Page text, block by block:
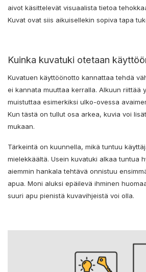
aivot käsittelevät visuaalista tietoa
Kuvat ovat siis aikuisellekin sopiva tapa
Kuinka kuvatuki otetaan
Kuvatuen käyttöönotto kannattaa tehdä
ei kannata muuttaa kerralla. Alkuun riittää
muistuttaa esimerkiksi ulko-ovessa
Kun tästä on tullut osa arkea, kuvia voi
mukaan.
Tärkeintä on kuunnella, mikä tuntuu
mielekkäältä. Usein kuvatuki alkaa tuntua
aiemmin hankala tehtävä onnistuu
apua. Moni aluksi epäilevä ihminen
suuri apu pienistä kuvavihjeistä voi olla.